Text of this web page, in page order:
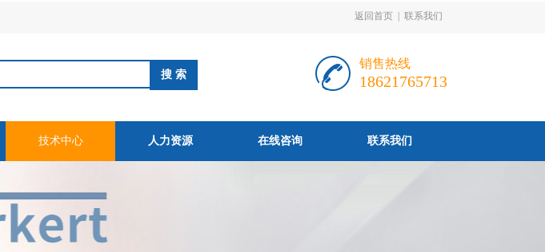
返回首页 联系我们
销售热线
18621765713
技术中心 人力资源 在线咨询 联系我们